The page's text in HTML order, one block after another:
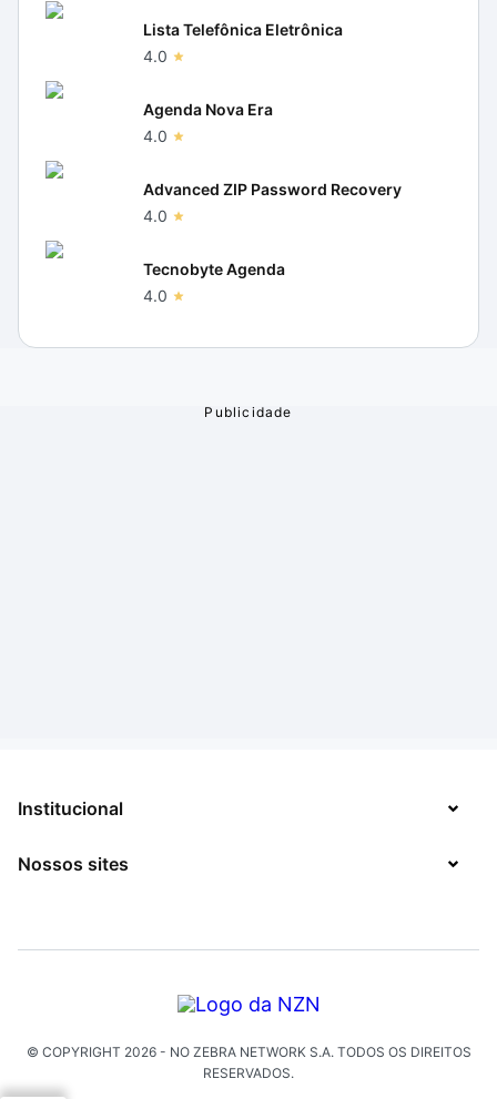
Lista Telefônica Eletrônica
4.0
Agenda Nova Era
4.0
Advanced ZIP Password Recovery
4.0
Tecnobyte Agenda
4.0
Institucional
Sobre
Jobs
Política de Privacidade
Solicitação de Exclusão de Dados
Nossos sites
Click Jogos
© COPYRIGHT 2026- NO ZEBRA NETWORK S.A. TODOS OS DIREITOS
RESERVADOS.